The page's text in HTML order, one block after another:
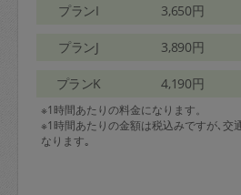
プランI 3,650円
プランJ 3,890円
プランK 4,190円
※1時間あたりの料金になります。
※1時間あたりの金額は税込みですが､交
なります｡